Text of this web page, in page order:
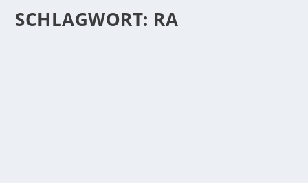
SCHLAGWORT: RA